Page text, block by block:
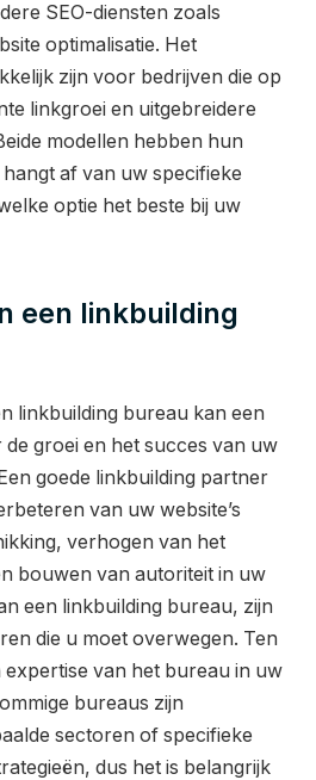
SEO-diensten zoals
optimalisatie. Het
zijn voor bedrijven die op
linkgroei en uitgebreidere
modellen hebben hun
af van uw specifieke
optie het beste bij uw
een linkbuilding
linkbuilding bureau kan een
groei en het succes van uw
goede linkbuilding partner
van uw website’s
verhogen van het
bouwen van autoriteit in uw
een linkbuilding bureau, zijn
die u moet overwegen. Ten
van het bureau in uw
bureaus zijn
sectoren of specifieke
dus het is belangrijk